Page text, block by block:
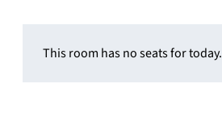
This room has no seats for today.